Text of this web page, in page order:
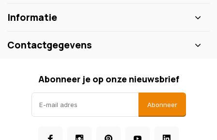
Informatie
Contactgegevens
Abonneer je op onze nieuwsbrief
Abonneer